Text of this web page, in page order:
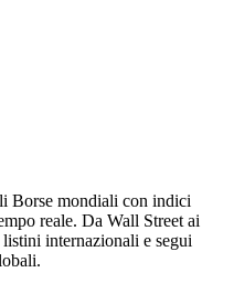
Borse mondiali con indici
reale. Da Wall Street ai
internazionali e segui